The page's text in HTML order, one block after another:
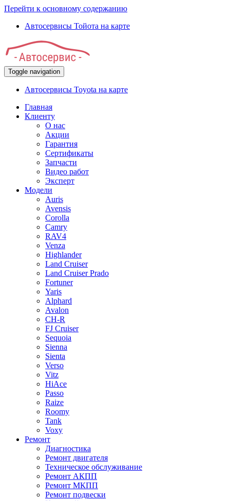
Перейти к основному содержанию
Автосервисы Тойота на карте
Toggle navigation
Автосервисы Toyota на карте
Главная
Клиенту
О нас
Акции
Гарантия
Сертификаты
Запчасти
Видео работ
Эксперт
Модели
Auris
Avensis
Corolla
Camry
RAV4
Venza
Highlander
Land Cruiser
Land Cruiser Prado
Fortuner
Yaris
Alphard
Avalon
CH-R
FJ Cruiser
Sequoia
Sienna
Sienta
Verso
Vitz
HiAce
Passo
Raize
Roomy
Tank
Voxy
Ремонт
Диагностика
Ремонт двигателя
Техническое обслуживание
Ремонт АКПП
Ремонт МКПП
Ремонт подвески